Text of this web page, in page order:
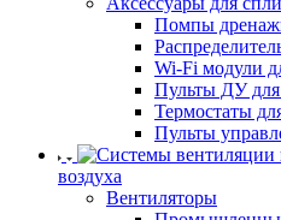
Помпы
Wi-Fi модули
Пульты ДУ для
Термостаты
Пульты
воздуха
Вентиляторы